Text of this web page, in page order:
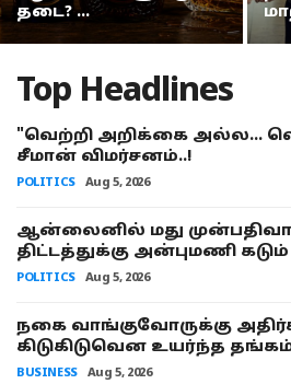
தடை? ...
Top Headlines
"வெற்றி அறிக்கை அல்ல…
சீமான் விமர்சனம்..!
POLITICS Aug 5, 2026
ஆன்லைனில் மது
திட்டத்துக்கு அன்புமணி கடும்
POLITICS Aug 5, 2026
நகை வாங்குவோருக்கு
கிடுகிடுவென உயர்ந்த
BUSINESS Aug 5, 2026